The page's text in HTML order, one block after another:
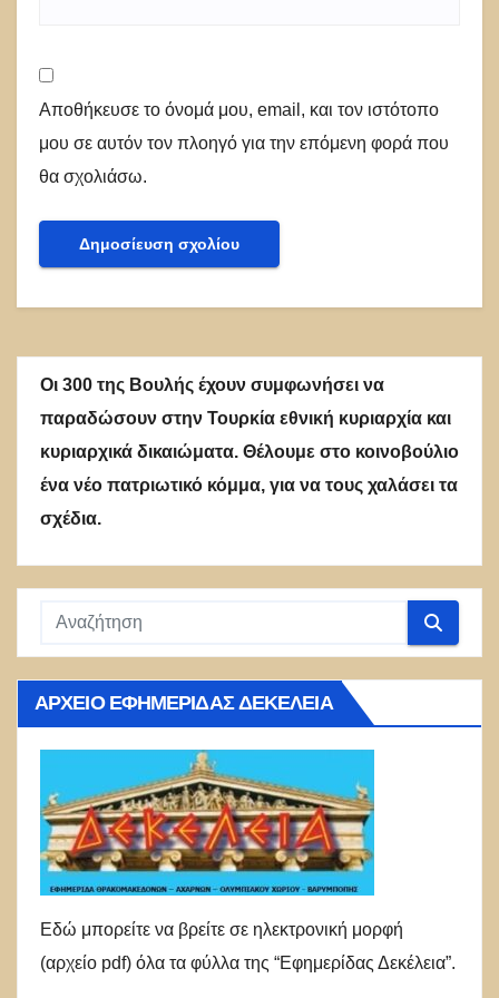
Αποθήκευσε το όνομά μου, email, και τον ιστότοπο
μου σε αυτόν τον πλοηγό για την επόμενη φορά που
θα σχολιάσω.
Οι 300 της Βουλής έχουν συμφωνήσει να
παραδώσουν στην Τουρκία εθνική κυριαρχία και
κυριαρχικά δικαιώματα. Θέλουμε στο κοινοβούλιο
ένα νέο πατριωτικό κόμμα, για να τους χαλάσει τα
σχέδια.
ΑΡΧΕΊΟ ΕΦΗΜΕΡΊΔΑΣ ΔΕΚΈΛΕΙΑ
Εδώ μπορείτε να βρείτε σε ηλεκτρονική μορφή
(αρχείο pdf) όλα τα φύλλα της “Εφημερίδας Δεκέλεια”.